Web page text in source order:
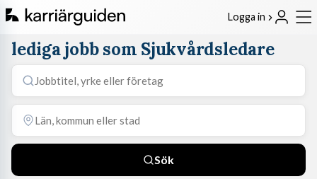
Logga in
lediga jobb som Sjukvårdsledare
Sök